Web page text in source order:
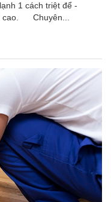
1 cách triệt để -
cao. Chuyên...